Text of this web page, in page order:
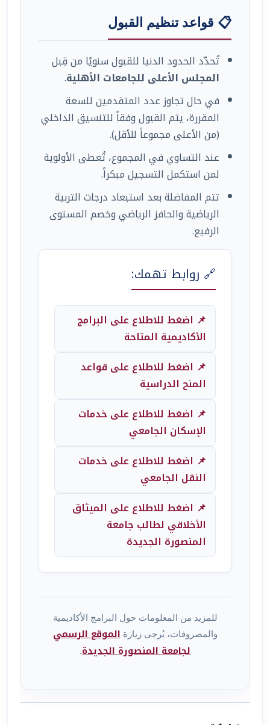
📋 قواعد تنظيم القبول
تُحدّد الحدود الدنيا للقبول سنويًا من قِبل
المجلس الأعلى للجامعات الأهلية.
في حال تجاوز عدد المتقدمين للسعة
المقررة، يتم القبول وفقاً للتنسيق الداخلي
(من الأعلى مجموعاً للأقل).
عند التساوي في المجموع، تُعطى الأولوية
لمن استكمل التسجيل مبكراً.
تتم المفاضلة بعد استبعاد درجات التربية
الرياضية والحافز الرياضي وخصم المستوى
الرفيع.
🔗 روابط تهمك:
📌 اضغط للاطلاع على البرامج
الأكاديمية المتاحة
📌 اضغط للاطلاع على قواعد
المنح الدراسية
📌 اضغط للاطلاع على خدمات
الإسكان الجامعي
📌 اضغط للاطلاع على خدمات
النقل الجامعي
📌 اضغط للاطلاع على الميثاق
الأخلاقي لطالب جامعة
المنصورة الجديدة
للمزيد من المعلومات حول البرامج الأكاديمية
والمصروفات، يُرجى زيارة الموقع الرسمي
لجامعة المنصورة الجديدة.